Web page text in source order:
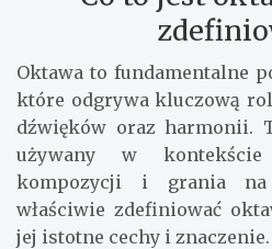
Oktawa to fundamentalne
które odgrywa kluczową
dźwięków oraz harmonii.
używany w kontekście
kompozycji i grania na
właściwie zdefiniować
jej istotne cechy i znaczenie.